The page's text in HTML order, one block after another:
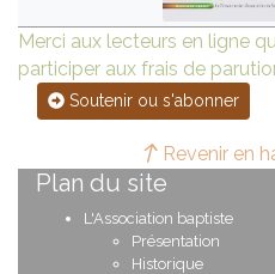
Merci aux lecteurs en ligne
participer aux frais de
Soutenir ou s'abonner
Revenir en
Plan du site
L'Association baptiste
Présentation
Historique